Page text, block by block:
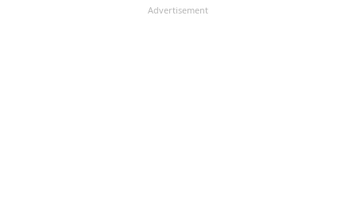
Advertisement